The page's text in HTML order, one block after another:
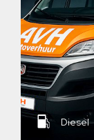
Diesel